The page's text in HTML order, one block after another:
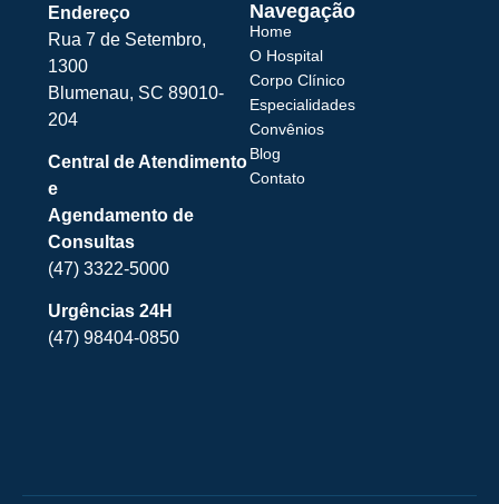
Endereço
Rua 7 de Setembro,
1300
Blumenau, SC 89010-
204
Central de Atendimento
e
Agendamento de
Consultas
(47) 3322-5000
Urgências 24H
(47) 98404-0850
Navegação
Home
O Hospital
Corpo Clínico
Especialidades
Convênios
Blog
Contato